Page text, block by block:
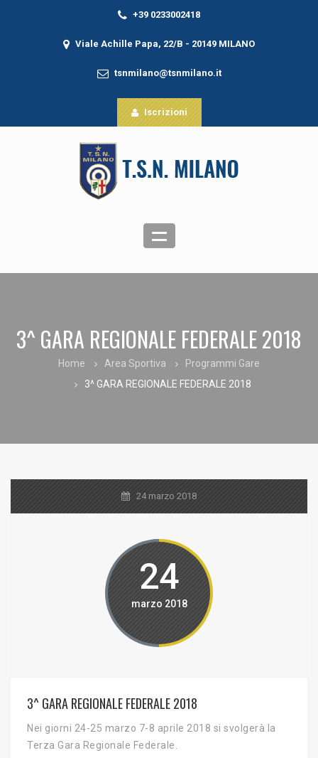
+39 0233002418
Viale Achille Papa, 22/B - 20149 MILANO
tsnmilano@tsnmilano.it
Iscrizioni
3^ GARA REGIONALE FEDERALE 2018
Home Area Sportiva
Programmi Gare
3^ GARA REGIONALE FEDERALE 2018
24 marzo 2018
24
marzo 2018
3^ GARA REGIONALE FEDERALE 2018
Nei giorni 24-25 marzo 7-8 aprile 2018 si svolgerà la
Terza Gara Regionale Federale.